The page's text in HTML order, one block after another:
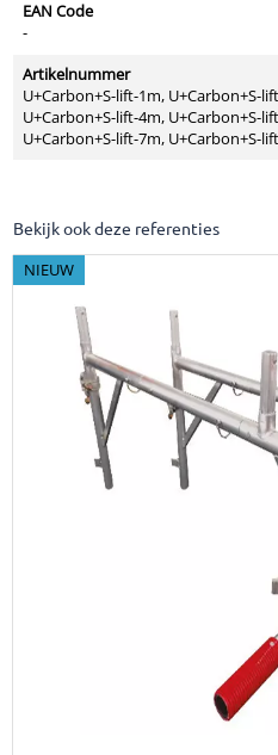
EAN Code
-
Artikelnummer
U+Carbon+S-lift-1m, U+Carbon+S-
U+Carbon+S-lift-4m, U+Carbon+S-
U+Carbon+S-lift-7m, U+Carbon+S-
Bekijk ook deze referenties
NIEUW